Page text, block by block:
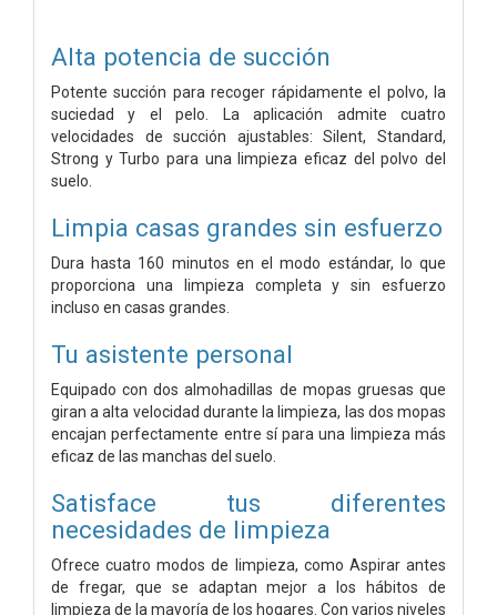
Alta potencia de succión
Potente succión para recoger rápidamente el polvo, la
suciedad y el pelo. La aplicación admite cuatro
velocidades de succión ajustables: Silent, Standard,
Strong y Turbo para una limpieza eficaz del polvo del
suelo.
Limpia casas grandes sin esfuerzo
Dura hasta 160 minutos en el modo estándar, lo que
proporciona una limpieza completa y sin esfuerzo
incluso en casas grandes.
Tu asistente personal
Equipado con dos almohadillas de mopas gruesas que
giran a alta velocidad durante la limpieza, las dos mopas
encajan perfectamente entre sí para una limpieza más
eficaz de las manchas del suelo.
Satisface tus diferentes
necesidades de limpieza
Ofrece cuatro modos de limpieza, como Aspirar antes
de fregar, que se adaptan mejor a los hábitos de
limpieza de la mayoría de los hogares. Con varios niveles